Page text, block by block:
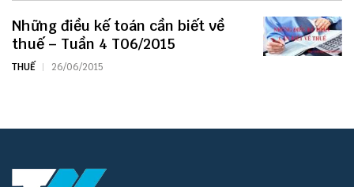
Những điều kế toán cần biết về
thuế – Tuần 4 T06/2015
THUẾ 26/06/2015